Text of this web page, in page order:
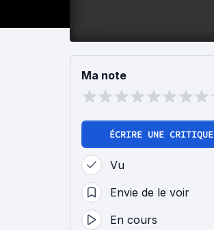
Ma note
ÉCRIRE UNE CRITIQUE
Vu
Envie de le voir
En cours